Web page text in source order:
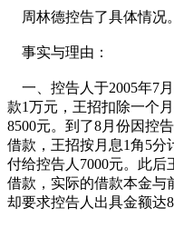
周林德控告了具体情况。
事实与理由：
一、控告人于2005年7
款1万元，王招扣除一个
8500元。到了8月份因控
借款，王招按月息1角5分
付给控告人7000元。此
借款，实际的借款本金与
却要求控告人出具金额达8